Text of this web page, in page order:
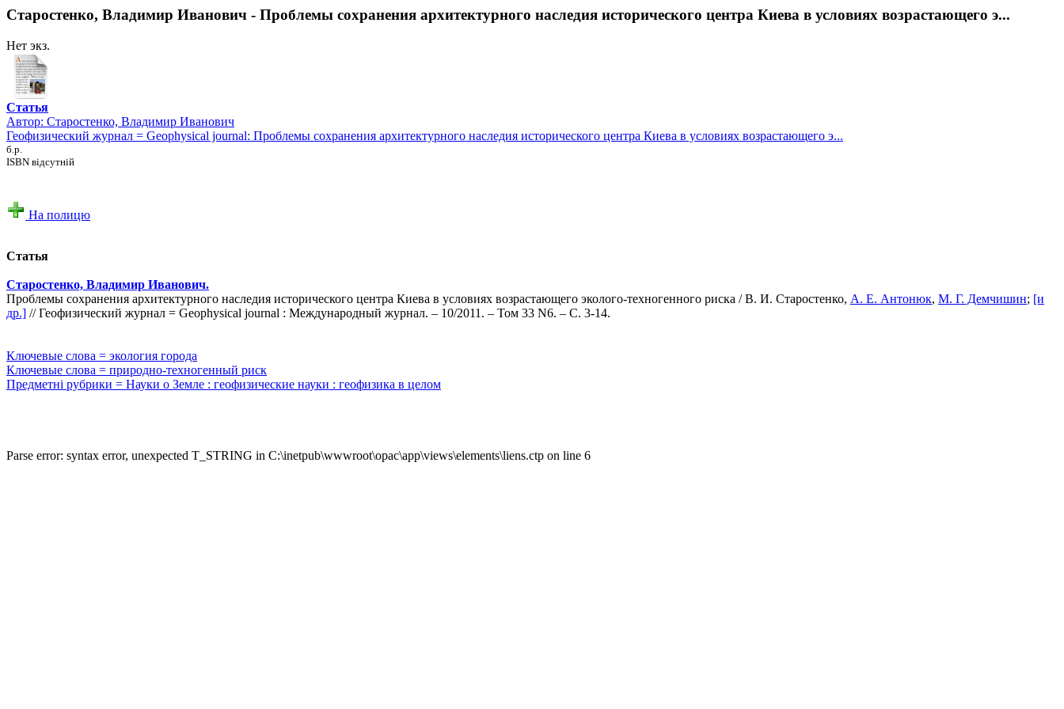
Старостенко, Владимир Иванович - Проблемы сохранения архитектурного наследия исторического центра Киева в условиях возрастающего э...
Нет экз.
Статья
Автор: Старостенко, Владимир Иванович
Геофизический журнал = Geophysical journal: Проблемы сохранения архитектурного наследия исторического центра Киева в условиях возрастающего э...
б.р.
ISBN відсутній
На полицю
Статья
Старостенко, Владимир Иванович.
Проблемы сохранения архитектурного наследия исторического центра Киева в условиях возрастающего эколого-техногенного риска / В. И. Старостенко, А. Е. Антонюк, М. Г. Демчишин; [и
др.] // Геофизический журнал = Geophysical journal : Международный журнал. – 10/2011. – Том 33 N6. – С. 3-14.
Ключевые слова = экология города
Ключевые слова = природно-техногенный риск
Предметні рубрики = Науки о Земле : геофизические науки : геофизика в целом
Parse error: syntax error, unexpected T_STRING in C:\inetpub\wwwroot\opac\app\views\elements\liens.ctp on line 6